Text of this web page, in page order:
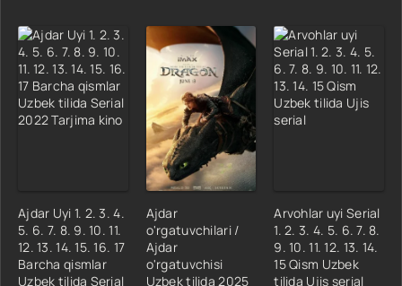
Ajdar Uyi 1. 2. 3. 4.
5. 6. 7. 8. 9. 10. 11.
12. 13. 14. 15. 16. 17
Barcha qismlar
Uzbek tilida Serial
Ajdar
o'rgatuvchilari /
Ajdar
o'rgatuvchisi
Uzbek tilida 2025
Arvohlar uyi Serial
1. 2. 3. 4. 5. 6. 7. 8.
9. 10. 11. 12. 13. 14.
15 Qism Uzbek
tilida Ujis serial